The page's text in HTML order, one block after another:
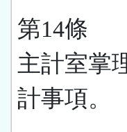
第14條
主計室掌
計事項。